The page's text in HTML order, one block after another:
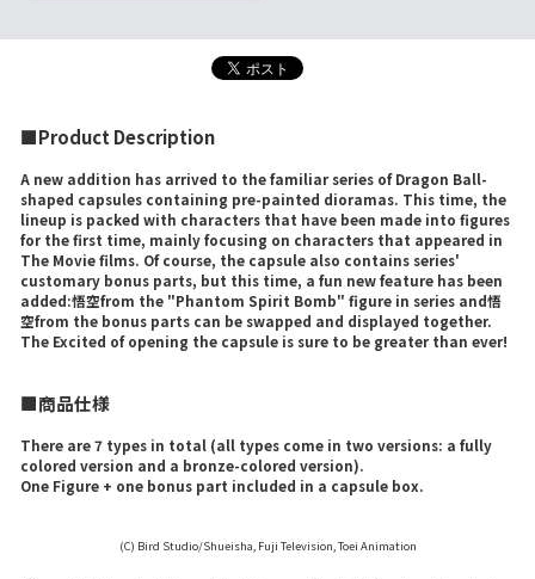
■Product Description
A new addition has arrived to the familiar series of Dragon Ball-
shaped capsules containing pre-painted dioramas. This time, the
lineup is packed with characters that have been made into figures
for the first time, mainly focusing on characters that appeared in
The Movie films. Of course, the capsule also contains series'
customary bonus parts, but this time, a fun new feature has been
added:悟空from the "Phantom Spirit Bomb" figure in series and悟
空from the bonus parts can be swapped and displayed together.
The Excited of opening the capsule is sure to be greater than ever!
■商品仕様
There are 7 types in total (all types come in two versions: a fully
colored version and a bronze-colored version).
One Figure + one bonus part included in a capsule box.
(C) Bird Studio/Shueisha, Fuji Television, Toei Animation